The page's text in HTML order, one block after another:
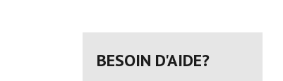
BESOIN D'AIDE?